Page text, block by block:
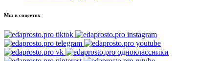
Мы в соцсетях